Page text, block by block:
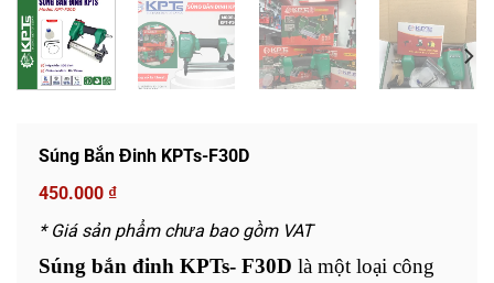
Súng Bắn Đinh KPTs-F30D
450.000 ₫
* Giá sản phẩm chưa bao gồm VAT
Súng bắn đinh KPTs- F30D là một loại công